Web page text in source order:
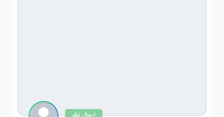
ارسال نظر